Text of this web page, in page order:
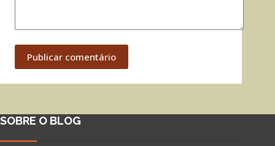
Publicar comentário
SOBRE O BLOG